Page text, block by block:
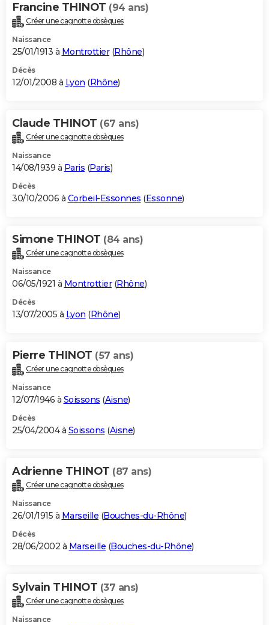
Francine THINOT (94 ans)
Créer une cagnotte obsèques
Naissance
25/01/1913 à Montrottier(Rhône)
Décès
12/01/2008 à Lyon (Rhône)
Claude THINOT (67 ans)
Créer une cagnotte obsèques
Naissance
14/08/1939 à Paris (Paris)
Décès
30/10/2006 à Corbeil-Essonnes (Essonne)
Simone THINOT (84 ans)
Créer une cagnotte obsèques
Naissance
06/05/1921 à Montrottier(Rhône)
Décès
13/07/2005 à Lyon (Rhône)
Pierre THINOT (57 ans)
Créer une cagnotte obsèques
Naissance
12/07/1946 à Soissons (Aisne)
Décès
25/04/2004 à Soissons (Aisne)
Adrienne THINOT (87 ans)
Créer une cagnotte obsèques
Naissance
26/01/1915 à Marseille (Bouches-du-Rhône)
Décès
28/06/2002 à Marseille (Bouches-du-Rhône)
Sylvain THINOT (37 ans)
Créer une cagnotte obsèques
Naissance